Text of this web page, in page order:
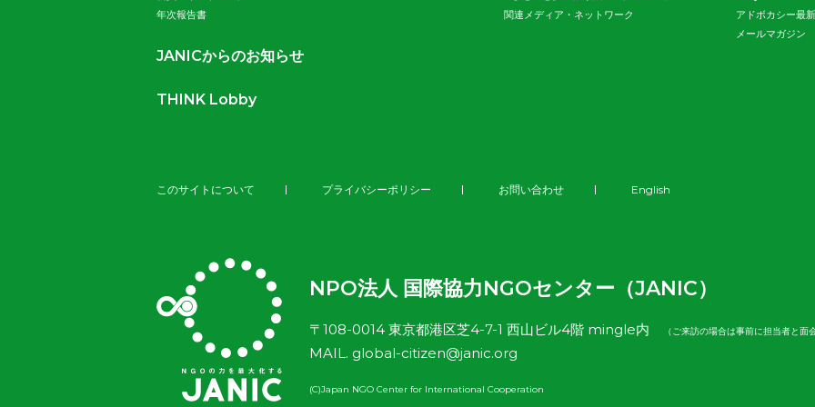
年次報告書
関連メディア・ネットワーク
アドボカシー最
メールマガジン
JANICからのお知らせ
THINK Lobby
このサイトについて プライバシーポリシー お問い合わせ English
NPO法人 国際協力NGOセンター（JANIC）
〒108-0014 東京都港区芝4-7-1 西山ビル4階 mingle内 （ご来訪の場合は事前に担当者と面
MAIL. global-citizen@janic.org
(C)Japan NGO Center for International Cooperation